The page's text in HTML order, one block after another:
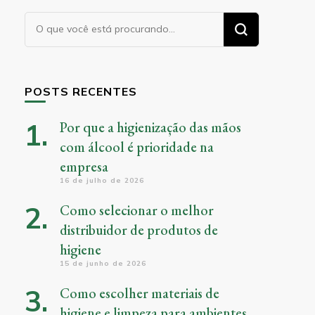
Procurando
algo?
POSTS RECENTES
Por que a higienização das mãos
com álcool é prioridade na
empresa
16 de julho de 2026
Como selecionar o melhor
distribuidor de produtos de
higiene
15 de junho de 2026
Como escolher materiais de